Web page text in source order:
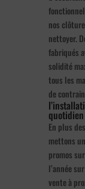
nos
nettoyer.
fabriqués
solidité
tous les
de
En plus
mettons
promos
l’année
vente à